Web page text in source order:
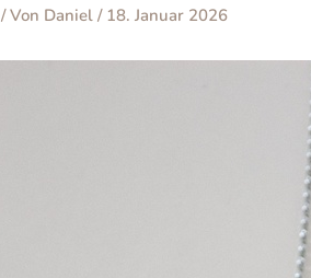
/ Von Daniel / 18. Januar 2026